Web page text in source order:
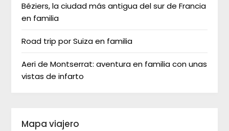
Béziers, la ciudad más antigua del sur de Francia
en familia
Road trip por Suiza en familia
Aeri de Montserrat: aventura en familia con unas
vistas de infarto
Mapa viajero